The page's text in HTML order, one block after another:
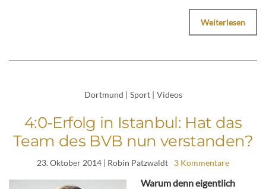
Weiterlesen
Dortmund Sport Videos
4:0-Erfolg in Istanbul: Hat das
Team des BVB nun verstanden?
23. Oktober 2014 | Robin Patzwaldt 3 Kommentare
Warum denn eigentlich